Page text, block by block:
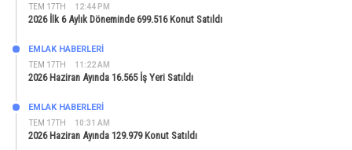
TEM 17TH 12:44 PM
2026 İlk 6 Aylık Döneminde 699.516 Konut Satıldı
TEM 17TH 11:22 AM
EMLAK HABERLERI
2026 Haziran Ayında 16.565 İş Yeri Satıldı
TEM 17TH 10:31 AM
EMLAK HABERLERI
2026 Haziran Ayında 129.979 Konut Satıldı